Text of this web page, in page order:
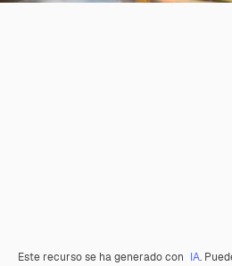
Este recurso se ha generado con IA.